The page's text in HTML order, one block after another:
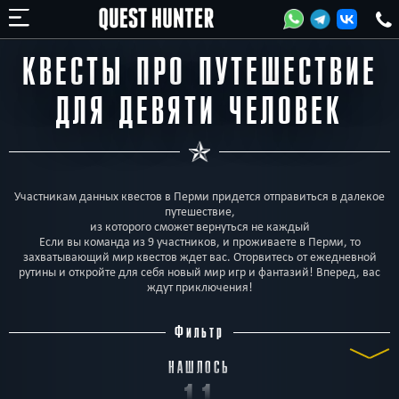
КВЕСТЫ ПРО ПУТЕШЕСТВИЕ
ДЛЯ ДЕВЯТИ ЧЕЛОВЕК
Участникам данных квестов в Перми придется отправиться в далекое
путешествие,
из которого сможет вернуться не каждый
Если вы команда из 9 участников, и проживаете в Перми, то
захватывающий мир квестов ждет вас. Оторвитесь от ежедневной
рутины и откройте для себя новый мир игр и фантазий! Вперед, вас
ждут приключения!
Фильтр
НАШЛОСЬ